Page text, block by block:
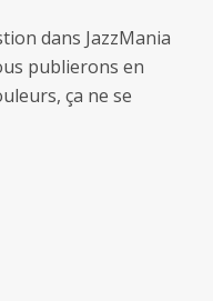
dans JazzMania
publierons en
ça ne se